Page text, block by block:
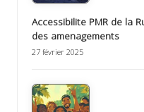
Accessibilite PMR de la
des amenagements
27 février 2025